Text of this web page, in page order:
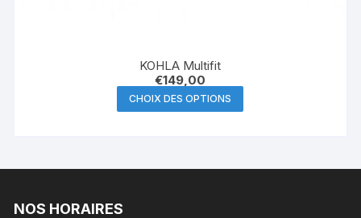
KOHLA Multifit
€149,00
CHOIX DES OPTIONS
produit
variations.
NOS HORAIRES